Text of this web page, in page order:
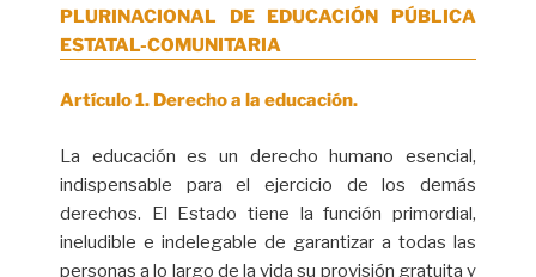
PLURINACIONAL DE EDUCACIÓN PÚBLICA
ESTATAL-COMUNITARIA
Artículo 1. Derecho a la educación.
La educación es un derecho humano esencial,
indispensable para el ejercicio de los demás
derechos. El Estado tiene la función primordial,
ineludible e indelegable de garantizar a todas las
personas a lo largo de la vida su provisión gratuita y